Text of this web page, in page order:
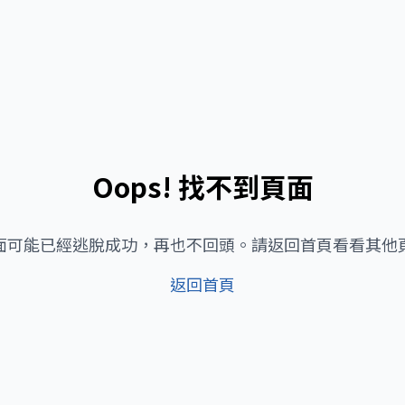
Oops! 找不到頁面
可能已經逃脫成功，再也不回頭。請返回首頁看看其他
返回首頁